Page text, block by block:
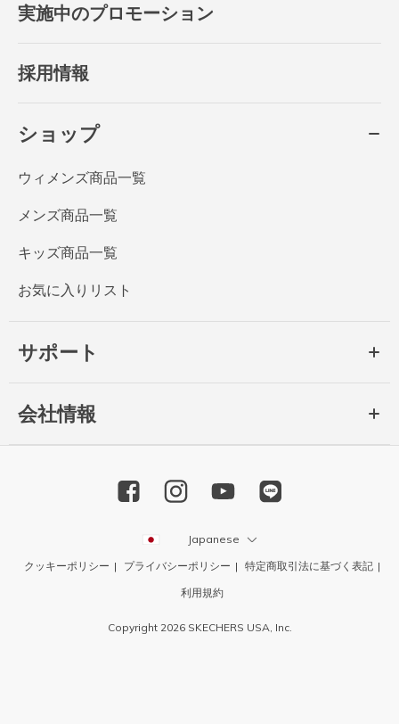
実施中のプロモーション
採用情報
ショップ
ウィメンズ商品一覧
メンズ商品一覧
キッズ商品一覧
お気に入りリスト
サポート
会社情報
Japanese
クッキーポリシー プライバシーポリシー
特定商取引法に基づく表記
利用規約
Copyright 2026 SKECHERS USA, Inc.